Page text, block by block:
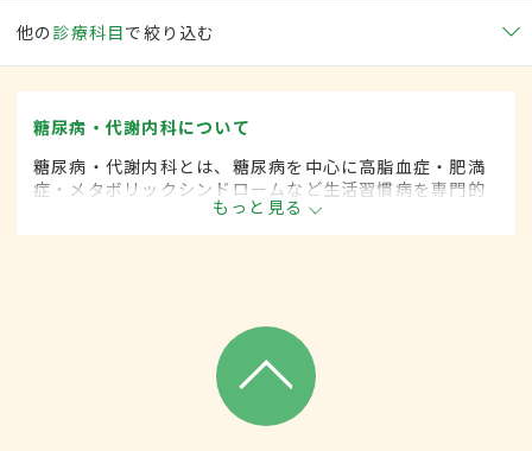
他の 診療科目で絞り込む
糖尿病・代謝内科について
糖尿病・代謝内科とは、糖尿病を中心に高脂血症・肥満
症・メタボリックシンドロームなど生活習慣病を専門的
に取り扱う内科の一領域です。平成20年4月の制度改正
前は、糖尿病科と呼ばれていました。
もっと見る